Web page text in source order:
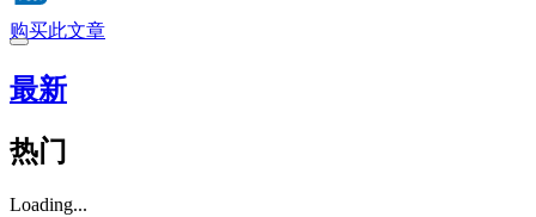
购买此文章
最新
热门
Loading...